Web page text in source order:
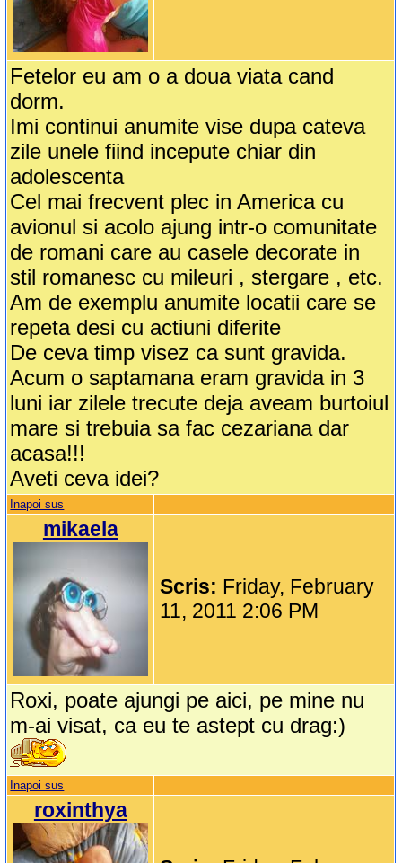
Fetelor eu am o a doua viata cand
dorm.
Imi continui anumite vise dupa cateva
zile unele fiind incepute chiar din
adolescenta
Cel mai frecvent plec in America cu
avionul si acolo ajung intr-o comunitate
de romani care au casele decorate in
stil romanesc cu mileuri , stergare , etc.
Am de exemplu anumite locatii care se
repeta desi cu actiuni diferite
De ceva timp visez ca sunt gravida.
Acum o saptamana eram gravida in 3
luni iar zilele trecute deja aveam burtoiul
mare si trebuia sa fac cezariana dar
acasa!!!
Aveti ceva idei?
Inapoi sus
mikaela
Scris: Friday, February
11, 2011 2:06 PM
Roxi, poate ajungi pe aici, pe mine nu
m-ai visat, ca eu te astept cu drag:)
Inapoi sus
roxinthya